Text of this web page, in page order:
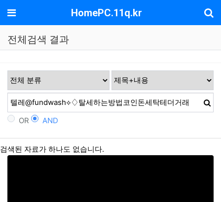
메뉴 HomePC.11q.kr
전체검색 결과
OR AND
검색된 자료가 하나도 없습니다.